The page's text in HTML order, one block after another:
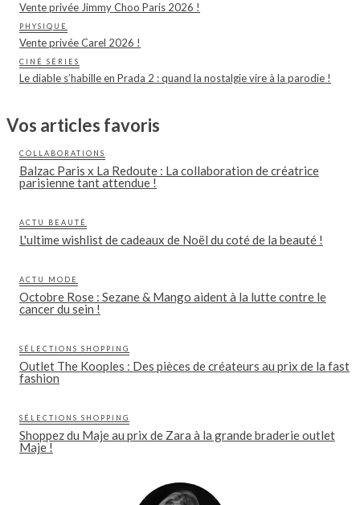
Vente privée Jimmy Choo Paris 2026 !
PHYSIQUE
Vente privée Carel 2026 !
CINÉ SÉRIES
Le diable s’habille en Prada 2 : quand la nostalgie vire à la parodie !
Vos articles favoris
COLLABORATIONS
Balzac Paris x La Redoute : La collaboration de créatrice
parisienne tant attendue !
ACTU BEAUTÉ
L'ultime wishlist de cadeaux de Noël du coté de la beauté !
ACTU MODE
Octobre Rose : Sezane & Mango aident à la lutte contre le
cancer du sein !
SÉLECTIONS SHOPPING
Outlet The Kooples : Des pièces de créateurs au prix de la fast
fashion
SÉLECTIONS SHOPPING
Shoppez du Maje au prix de Zara à la grande braderie outlet
Maje !